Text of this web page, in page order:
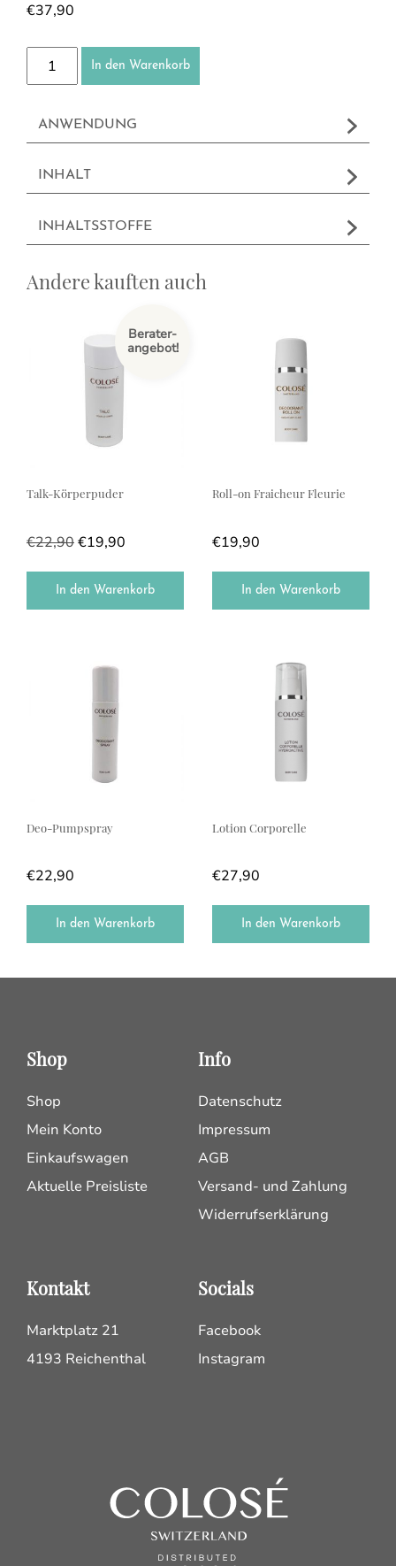
€37,90
Pflegeöl Exklusiv (Kräuter-Massageöl) Menge
In den Warenkorb
ANWENDUNG
INHALT
INHALTSSTOFFE
Andere kauften auch
Berater-
angebot!
Talk-Körperpuder
€22,90€19,90
In den Warenkorb
Roll-on Fraicheur Fleurie
€19,90
In den Warenkorb
Deo-Pumpspray
€22,90
In den Warenkorb
Lotion Corporelle
€27,90
In den Warenkorb
Shop
Shop
Mein Konto
Einkaufswagen
Aktuelle Preisliste
Info
Datenschutz
Impressum
AGB
Versand- und Zahlung
Widerrufserklärung
Kontakt
Marktplatz 21
4193 Reichenthal
Socials
Facebook
Instagram